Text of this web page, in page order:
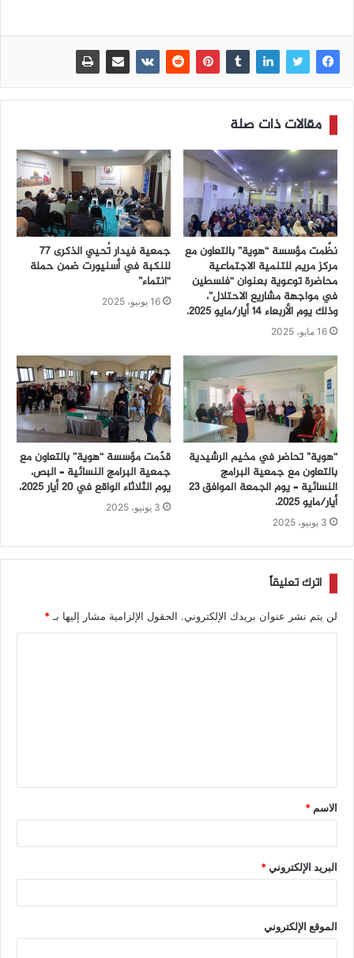
مقالات ذات صلة
نظّمت مؤسسة “هوية” بالتعاون مع
مركز مريم للتنمية الاجتماعية
محاضرة توعوية بعنوان “فلسطين
في مواجهة مشاريع الاحتلال”،
وذلك يوم الأربعاء 14 أيار/مايو 2025.
16 مايو، 2025
جمعية فيدار تُحيي الذكرى 77
للنكبة في أسنيورت ضمن حملة
“انتماء”
16 يونيو، 2025
“هوية” تحاضر في مخيم الرشيدية
بالتعاون مع جمعية البرامج
النسائية – يوم الجمعة الموافق 23
أيار/مايو 2025،
3 يونيو، 2025
قدّمت مؤسسة “هوية” بالتعاون مع
جمعية البرامج النسائية – البص،
يوم الثلاثاء الواقع في 20 أيار 2025،
3 يونيو، 2025
اترك تعليقاً
لن يتم نشر عنوان بريدك الإلكتروني. الحقول الإلزامية مشار إليها بـ *
الاسم *
البريد الإلكتروني*
الموقع الإلكتروني